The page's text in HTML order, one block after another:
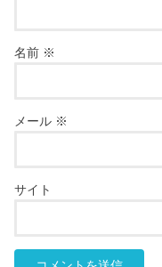
名前 ※
メール ※
サイト